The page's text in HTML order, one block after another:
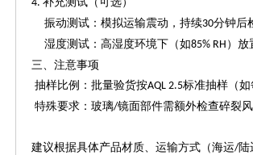
4.
振动测试：模拟运输震动，持续30分钟后
湿度测试：高湿度环境下（如85% RH ）放
三、注意事项
抽样比例：批量验货按AQL 2.5标准抽样（如
特殊要求：玻璃/镜面部件需额外检查碎裂
建议根据具体产品材质、运输方式（海运/陆